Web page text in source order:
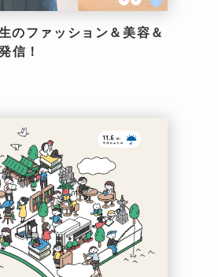
ファッション＆美容＆
信！